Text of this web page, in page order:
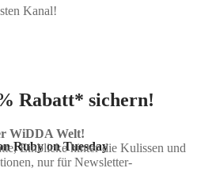
Ruby on Tuesday
Kanal!
Rabatt* sichern!
WiDDA Welt!
Einblicke hinter die Kulissen und
nur für Newsletter-